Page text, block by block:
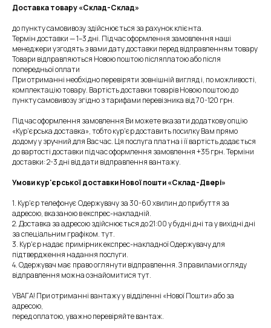
Доставка товару «Склад-Склад»
до пункту самовивозу здійснюється за рахунок клієнта.
Термін доставки — 1–3 дні. Під час оформлення замовлення наші
менеджери узгодять з вами дату доставки перед відправленням товару
Товари відправляються Новою поштою післяплатою або після
попередньої оплати
При отриманні необхідно перевіряти зовнішній вигляд і, по можливості,
комплектацію товару. Вартість доставки товарів Новою поштою до
пункту самовивозу згідно з тарифами перевізника від 70-120 грн.
Під час оформлення замовлення Ви можете вказати додаткову опцію
«Кур'єрська доставка», тобто кур'єр доставить посилку Вам прямо
додому у зручний для Вас час. Ця послуга платна і її вартість додається
до вартості доставки під час оформлення замовлення +35 грн. Терміни
доставки: 2-3 дні від дати відправлення вантажу.
Умови кур'єрської доставки Нової пошти «Склад-Двері»
1. Кур'єр телефонує Одержувачу за 30-60 хвилин до прибуття за
адресою, вказаною в експрес-накладній.
2. Доставка за адресою здійснюється до 21:00 у будні дні та у вихідні дні
за спеціальним графіком. тут.
3. Кур'єр надає примірник експрес-накладної Одержувачу для
підтвердження надання послуги.
4. Одержувач має право оглянути відправлення. З правилами огляду
відправлення можна ознайомитися тут.
УВАГА! При отриманні вантажу у відділенні «Нової Пошти» або за
адресою,
перед оплатою, уважно перевіряйте вантаж.